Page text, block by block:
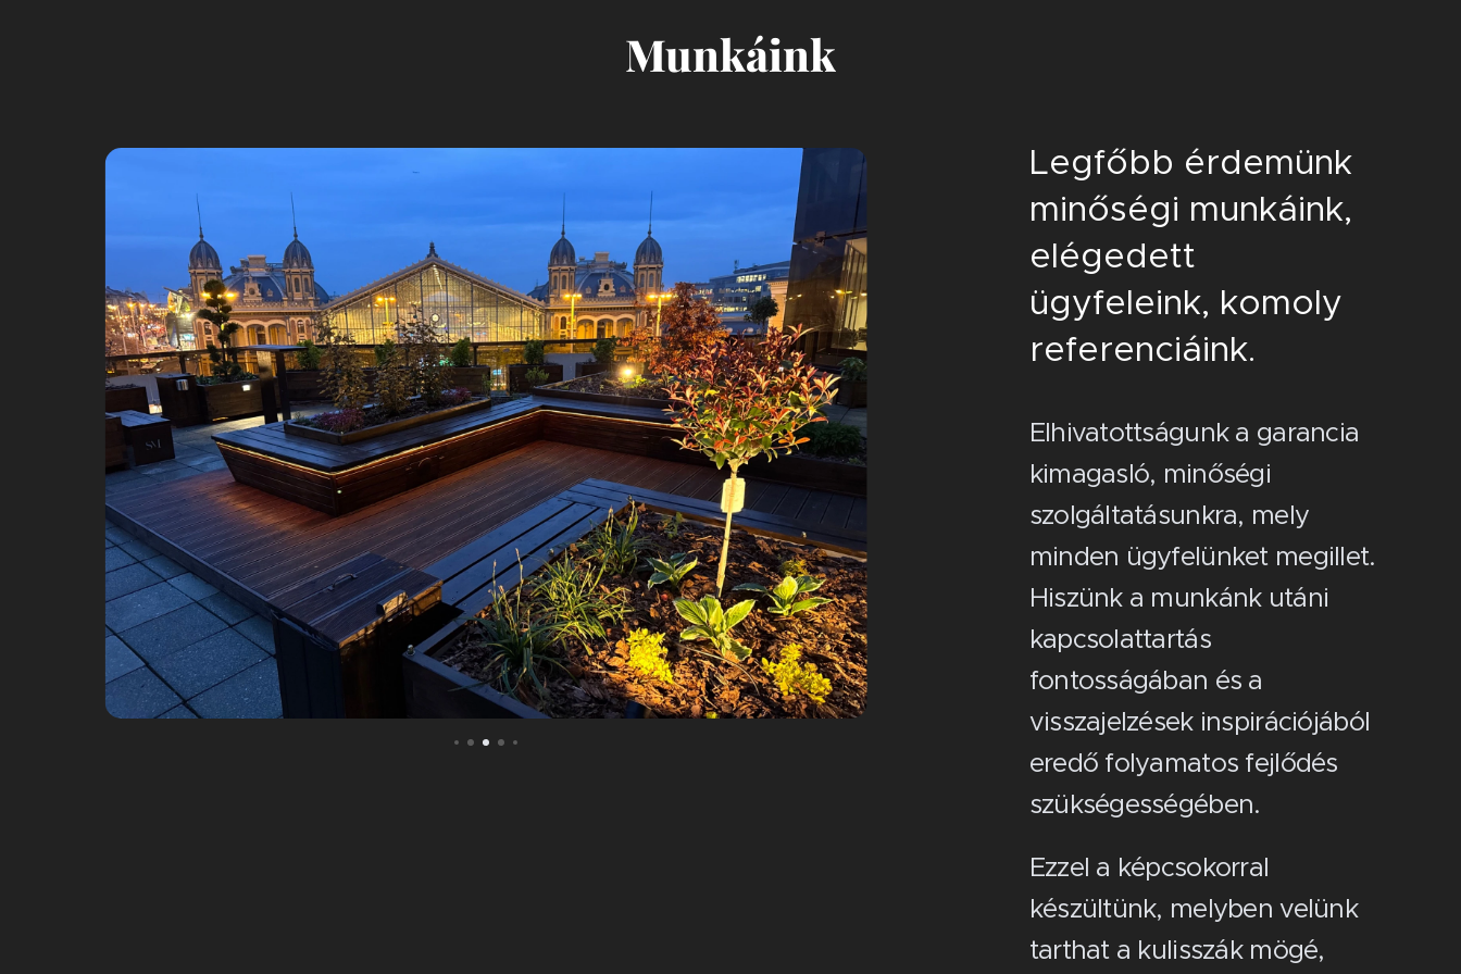
Munkáink
Legfőbb érdemünk
minőségi munkáink,
elégedett
ügyfeleink, komoly
referenciáink.
Elhivatottságunk a garancia
kimagasló, minőségi
szolgáltatásunkra, mely
minden ügyfelünket megillet.
Hiszünk a munkánk utáni
kapcsolattartás
fontosságában és a
visszajelzések inspirációjából
eredő folyamatos fejlődés
szükségességében.
Ezzel a képcsokorral
készültünk, melyben velünk
tarthat a kulisszák mögé,